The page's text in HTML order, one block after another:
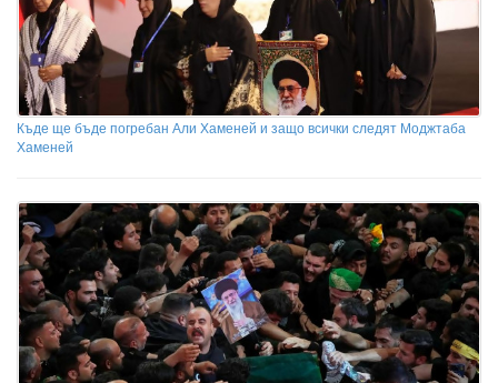
Къде ще бъде погребан Али Хаменей и защо всички следят Моджтаба
Хаменей